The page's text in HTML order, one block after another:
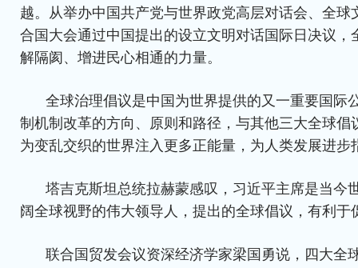
越。从举办中国共产党与世界政党高层对话会、全球
合国大会通过中国提出的设立文明对话国际日决议，
解隔阂、增进民心相通的力量。
全球治理倡议是中国为世界提供的又一重要国际
制机制改革的方向、原则和路径，与其他三大全球倡
为变乱交织的世界注入更多正能量，为人类发展进步
塔吉克斯坦总统拉赫蒙感叹，习近平主席是当今
阔全球视野的伟大领导人，提出的全球倡议，有利于
联合国贸发会议资深经济学家梁国勇说，四大全